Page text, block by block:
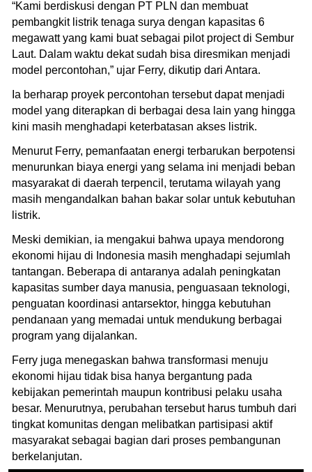
“Kami berdiskusi dengan PT PLN dan membuat
pembangkit listrik tenaga surya dengan kapasitas 6
megawatt yang kami buat sebagai pilot project di Sembur
Laut. Dalam waktu dekat sudah bisa diresmikan menjadi
model percontohan,” ujar Ferry, dikutip dari Antara.
Ia berharap proyek percontohan tersebut dapat menjadi
model yang diterapkan di berbagai desa lain yang hingga
kini masih menghadapi keterbatasan akses listrik.
Menurut Ferry, pemanfaatan energi terbarukan berpotensi
menurunkan biaya energi yang selama ini menjadi beban
masyarakat di daerah terpencil, terutama wilayah yang
masih mengandalkan bahan bakar solar untuk kebutuhan
listrik.
Meski demikian, ia mengakui bahwa upaya mendorong
ekonomi hijau di Indonesia masih menghadapi sejumlah
tantangan. Beberapa di antaranya adalah peningkatan
kapasitas sumber daya manusia, penguasaan teknologi,
penguatan koordinasi antarsektor, hingga kebutuhan
pendanaan yang memadai untuk mendukung berbagai
program yang dijalankan.
Ferry juga menegaskan bahwa transformasi menuju
ekonomi hijau tidak bisa hanya bergantung pada
kebijakan pemerintah maupun kontribusi pelaku usaha
besar. Menurutnya, perubahan tersebut harus tumbuh dari
tingkat komunitas dengan melibatkan partisipasi aktif
masyarakat sebagai bagian dari proses pembangunan
berkelanjutan.